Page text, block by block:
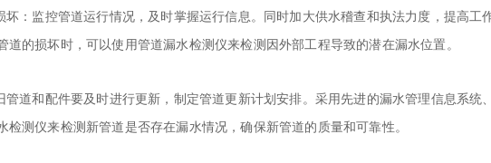
坏：监控管道运行情况，及时掌握运行信息。同时加大供水稽查和执法力度，提高
道的损坏时，可以使用管道漏水检测仪来检测因外部工程导致的潜在漏水位置。
管道和配件要及时进行更新，制定管道更新计划安排。采用先进的漏水管理信息系
检测仪来检测新管道是否存在漏水情况，确保新管道的质量和可靠性。